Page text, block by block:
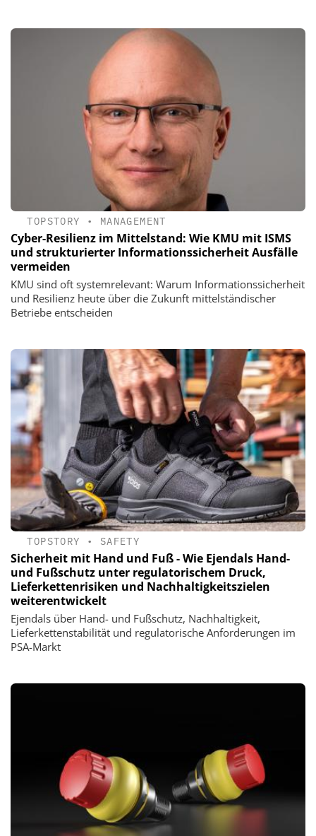
TOPSTORY • MANAGEMENT
Cyber-Resilienz im Mittelstand: Wie KMU mit ISMS
und strukturierter Informationssicherheit Ausfälle
vermeiden
KMU sind oft systemrelevant: Warum Informationssicherheit
und Resilienz heute über die Zukunft mittelständischer
Betriebe entscheiden
TOPSTORY • SAFETY
Sicherheit mit Hand und Fuß - Wie Ejendals Hand-
und Fußschutz unter regulatorischem Druck,
Lieferkettenrisiken und Nachhaltigkeitszielen
weiterentwickelt
Ejendals über Hand- und Fußschutz, Nachhaltigkeit,
Lieferkettenstabilität und regulatorische Anforderungen im
PSA-Markt